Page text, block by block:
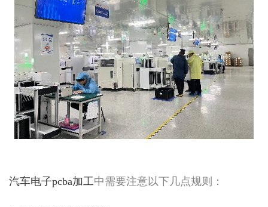
汽车电子pcba加工中需要注意以下几点规则：